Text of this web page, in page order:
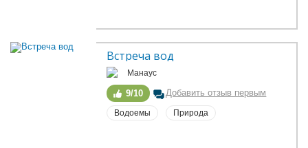
Встреча вод
Манаус
9/10 Добавить отзыв первым
Водоемы Природа